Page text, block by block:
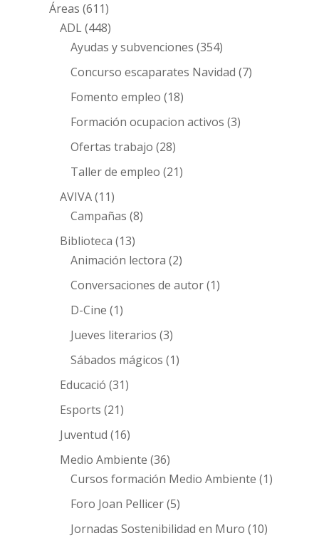
Áreas (611)
ADL(448)
Ayudas y subvenciones (354)
Concurso escaparates Navidad (7)
Fomento empleo (18)
Formación ocupacion activos (3)
Ofertas trabajo (28)
Taller de empleo (21)
AVIVA(11)
Campañas (8)
Biblioteca (13)
Animación lectora (2)
Conversaciones de autor(1)
D-Cine (1)
Jueves literarios (3)
Sábados mágicos (1)
Educació (31)
Esports (21)
Juventud (16)
Medio Ambiente (36)
Cursos formación Medio Ambiente (1)
Foro Joan Pellicer(5)
Jornadas Sostenibilidad en Muro (10)